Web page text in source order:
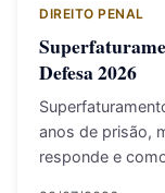
DIREITO PENAL
Defesa 2026
anos de prisão,
responde e